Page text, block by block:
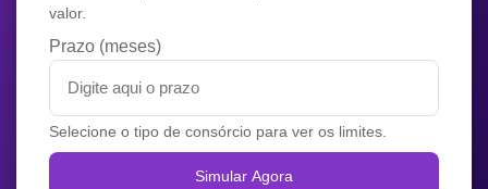
valor.
Prazo (meses)
Selecione o tipo de consórcio para ver os limites.
Simular Agora